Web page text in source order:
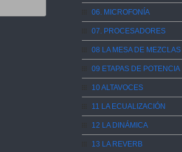
06. MICROFONÍA
07. PROCESADORES
08 LA MESA DE MEZCLAS
09 ETAPAS DE POTENCIA
10 ALTAVOCES
11 LA ECUALIZACIÓN
12 LA DINÁMICA
13 LA REVERB